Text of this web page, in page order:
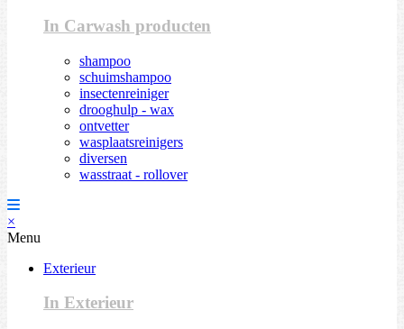
In Carwash producten
shampoo
schuimshampoo
insectenreiniger
drooghulp - wax
ontvetter
wasplaatsreinigers
diversen
wasstraat - rollover
×
Menu
Exterieur
In Exterieur